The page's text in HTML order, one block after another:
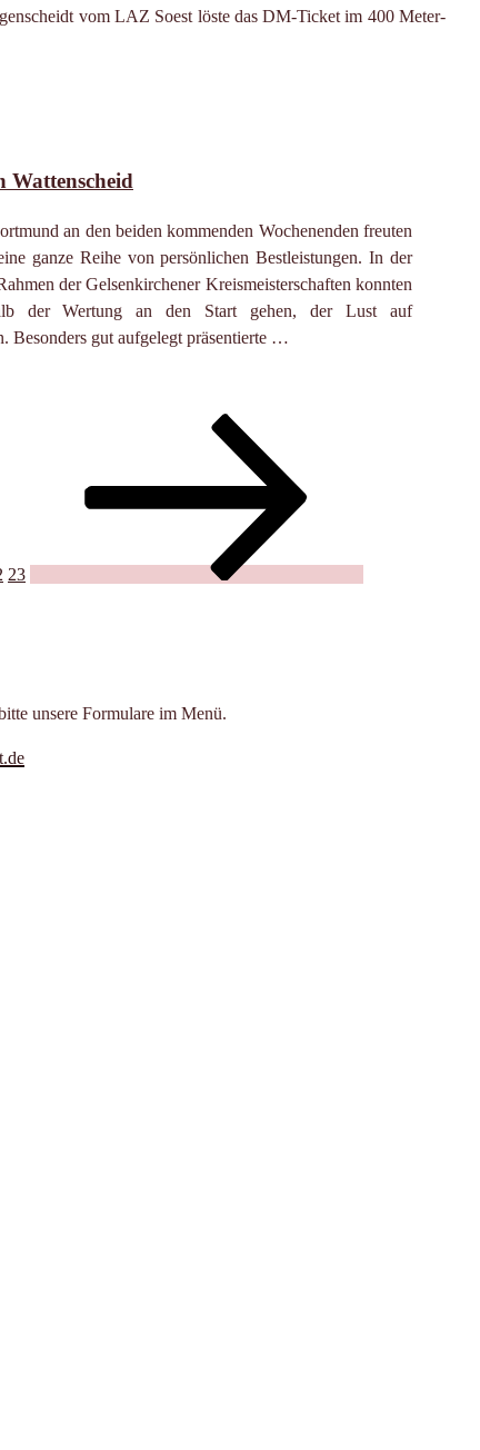
vom LAZ Soest löste das DM-Ticket im 400 Meter-
Wattenscheid
an den beiden kommenden Wochenenden freuten
ganze Reihe von persönlichen Bestleistungen. In der
der Gelsenkirchener Kreismeisterschaften konnten
der Wertung an den Start gehen, der Lust auf
Besonders gut aufgelegt präsentierte …
23
unsere Formulare im Menü.